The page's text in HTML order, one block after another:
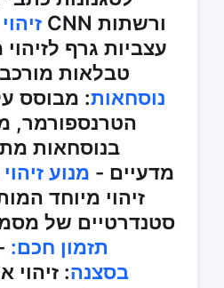
עצביות גרף
טבלאות
נוסחאות: מבוסס
הטרנספורמר,
בנוסחאות
מדעיים - מנוע
זיהוי מיוחד
סטנדרטיים של
תזמון חכם:
בסצנה: זיהוי